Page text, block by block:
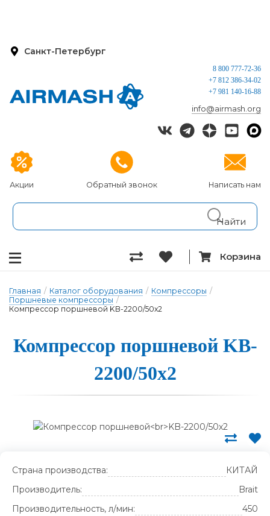
Санкт-Петербург
Акции Обратный звонок Написать нам
8 800 777-72-36
+7 812 386-34-02
+7 981 140-16-88
info@airmash.org
Корзина
Главная / Каталог оборудования / Компрессоры /
Поршневые компрессоры /
Компрессор поршневой KB-2200/50х2
Ком­прес­сор пор­шне­вой KB-
2200/50х2
Страна производства:
КИТАЙ
Производитель:
Brait
Производительность, л/мин:
450